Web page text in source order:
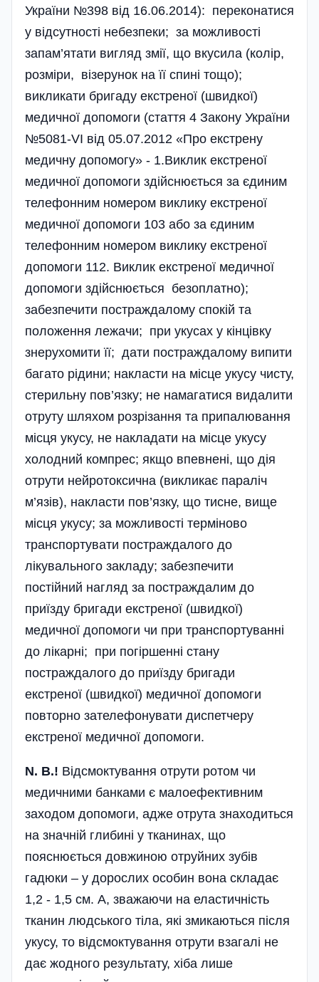
України №398 від 16.06.2014): переконатися
у відсутності небезпеки; за можливості
запам’ятати вигляд змії, що вкусила (колір,
розміри, візерунок на її спині тощо);
викликати бригаду екстреної (швидкої)
медичної допомоги (стаття 4 Закону України
№5081-VI від 05.07.2012 «Про екстрену
медичну допомогу» - 1.Виклик екстреної
медичної допомоги здійснюється за єдиним
телефонним номером виклику екстреної
медичної допомоги 103 або за єдиним
телефонним номером виклику екстреної
допомоги 112. Виклик екстреної медичної
допомоги здій­снюється безоплатно);
забезпечити постраждалому спо­кій та
положення лежачи; при укусах у кінцівку
знерухомити її; дати постраждалому випити
багато рідини; накласти на місце укусу чисту,
стерильну пов’язку; не намагатися видалити
отруту шляхом розрізання та припалювання
місця укусу, не накладати на місце укусу
холодний компрес; якщо впевнені, що дія
отрути нейротоксична (викликає параліч
м’язів), накласти пов’язку, що тисне, вище
місця укусу; за можливості терміново
транспортувати постраждалого до
лікувального закладу; забезпечити
постійний нагляд за постраждалим до
приїзду бригади екстреної (швидкої)
медичної допомоги чи при транспортуванні
до лікарні; при погіршенні стану
постраждалого до приїзду бригади
екстреної (швидкої) медичної допомоги
повторно зателефонувати диспетчеру
екстреної медичної допомоги.
N. B.! Відсмоктування отрути ротом чи
медичними банками є малоефективним
заходом допомоги, адже отрута знаходиться
на значній глибині у тканинах, що
пояснюється довжиною отруйних зубів
гадюки – у дорослих особин вона складає
1,2 - 1,5 см. А, зважаючи на еластичність
тканин людського тіла, які змикаються після
укусу, то відсмоктування отрути взагалі не
дає жодного результату, хіба лише